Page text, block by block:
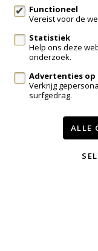
Te koop Te huur
Wijzig cookie
voorwaarden
Functioneel
Vereist voor de
Statistiek
Help ons deze
onderzoek.
Advertenties op
Verkrijg
surfgedrag.
ALLE